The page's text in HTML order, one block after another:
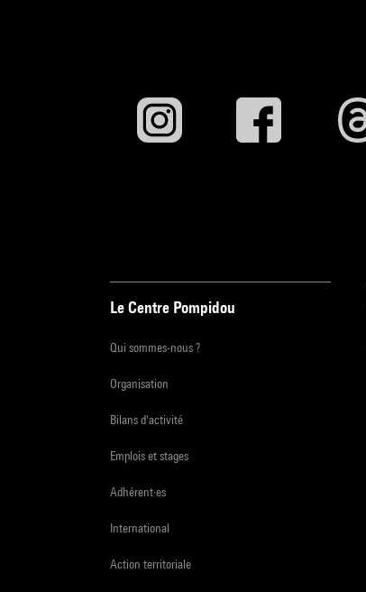
Le Centre Pompidou
Qui sommes-nous ?
Organisation
Bilans d'activité
Emplois et stages
Adhérent·es
International
Action territoriale